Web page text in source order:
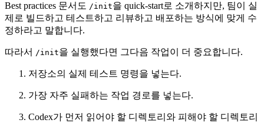
Best practices 문서도 /init을 quick-start로 소개하지만, 팀이 실
제로 빌드하고 테스트하고 리뷰하고 배포하는 방식에 맞게 수
정하라고 말합니다.
따라서 /init을 실행했다면 그다음 작업이 더 중요합니다.
저장소의 실제 테스트 명령을 넣는다.
가장 자주 실패하는 작업 경로를 넣는다.
Codex가 먼저 읽어야 할 디렉토리와 피해야 할 디렉토리